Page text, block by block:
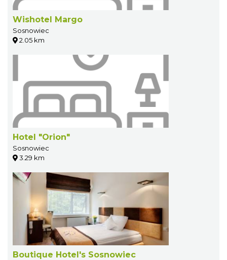
Wishotel Margo
Sosnowiec
2.05 km
Hotel "Orion"
Sosnowiec
3.29 km
Boutique Hotel's Sosnowiec